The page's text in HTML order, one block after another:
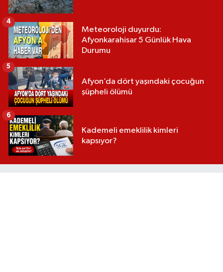
Meteoroloji duyurdu:
Afyonkarahisar 5 Günlük Hava
Durumu
4
Afyon’da dört yaşındaki çocuğun
şüpheli ölümü
5
Kademeli emeklilik kimleri
kapsıyor?
6